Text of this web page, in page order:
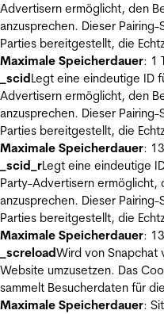
Advertisern ermöglicht, den
anzusprechen. Dieser
Parties bereitgestellt, die
Maximale Speicherdauer: 1
_scidLegt eine eindeutige ID
Advertisern ermöglicht, den
anzusprechen. Dieser
Parties bereitgestellt, die
Maximale Speicherdauer:
_scid_rLegt eine eindeutige
Party-Advertisern ermöglicht,
anzusprechen. Dieser
Parties bereitgestellt, die
Maximale Speicherdauer:
_screloadWird von Snapchat
Website umzusetzen. Das
sammelt Besucherdaten für
Maximale Speicherdauer: